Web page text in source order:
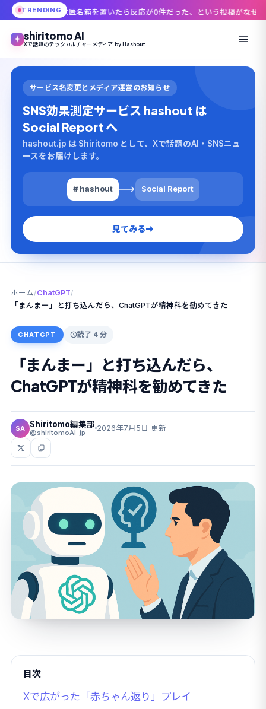
TRENDING
箱を置いたら反応が0件だった、という投稿がなぜ刺さるのか 「45,000円
shiritomo AI
Xで話題のテックカルチャーメディア by Hashout
サービス名変更とメディア運営のお知らせ
SNS効果測定サービス hashout は
Social Report へ
hashout.jp は Shiritomo として、Xで話題のAI・SNSニュ
ースをお届けします。
# hashout Social Report
見てみる
ホーム /ChatGPT/
「まんまー」と打ち込んだら、ChatGPTが精神科を勧めてきた
CHATGPT 読了 4 分
「まんまー」と打ち込んだら、
ChatGPTが精神科を勧めてきた
SA Shiritomo編集部
@shiritomoAI_jp 2026年7月5日 更新
目次
Xで広がった「赤ちゃん返り」プレイ